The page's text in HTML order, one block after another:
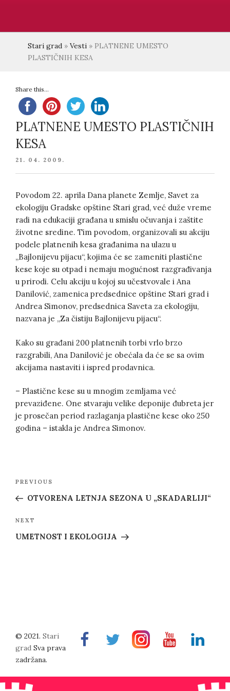
Stari grad » Vesti » PLATNENE UMESTO
PLASTIČNIH KESA
Share this...
PLATNENE UMESTO PLASTIČNIH
KESA
POSTED
21. 04. 2009.
Povodom 22. aprila Dana planete Zemlje, Savet za
ekologiju Gradske opštine Stari grad, već duže vreme
radi na edukaciji građana u smislu očuvanja i zaštite
životne sredine. Tim povodom, organizovali su akciju
podele platnenih kesa građanima na ulazu u
„Bajlonijevu pijacu“, kojima će se zameniti plastične
kese koje su otpad i nemaju mogućnost razgrađivanja
u prirodi. Celu akciju u kojoj su učestvovale i Ana
Danilović, zamenica predsednice opštine Stari grad i
Andrea Simonov, predsednica Saveta za ekologiju,
nazvana je „Za čistiju Bajlonijevu pijacu“.
Kako su građani 200 platnenih torbi vrlo brzo
razgrabili, Ana Danilović je obećala da će se sa ovim
akcijama nastaviti i ispred prodavnica.
– Plastične kese su u mnogim zemljama već
prevaziđene. One stvaraju velike deponije đubreta jer
je prosečan period razlaganja plastične kese oko 250
godina – istakla je Andrea Simonov.
Previous
Post
PREVIOUS
OTVORENA LETNJA SEZONA U „SKADARLIJI“
Next
Post
NEXT
UMETNOST I EKOLOGIJA
FacebookTwitterInstragramYoutubeLinkedin
© 2021. Stari
grad Sva prava
zadržana.